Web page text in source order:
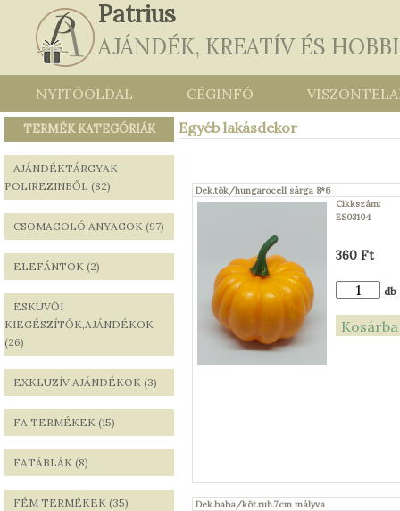
Patrius
AJÁNDÉK, KREATÍV ÉS
NYITÓOLDAL CÉGINFÓ
TERMÉK KATEGÓRIÁK
AJÁNDÉKTÁRGYAK
POLIREZINBŐL (82)
CSOMAGOLÓ ANYAGOK (97)
ELEFÁNTOK (2)
ESKÜVŐI
KIEGÉSZÍTŐK,AJÁNDÉKOK
(26)
EXKLUZÍV AJÁNDÉKOK (3)
FA TERMÉKEK (15)
FATÁBLÁK (8)
FÉM TERMÉKEK (35)
Egyéb lakásdekor
Dek.tök/hungarocell sárga 8*6
Cikkszám:
ES03104
360 Ft
db
Dek.baba/köt.ruh.7cm mályva